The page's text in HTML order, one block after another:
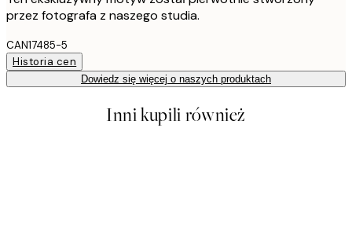
przez fotografa z naszego studia.
CAN17485-5
Historia cen
Dowiedz się więcej o naszych produktach
Inni kupili również